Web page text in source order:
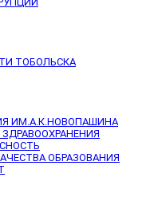
ТОБОЛЬСКА
ИМ.А.К.НОВОПАШИНА
ОБРАЗОВАНИЯ